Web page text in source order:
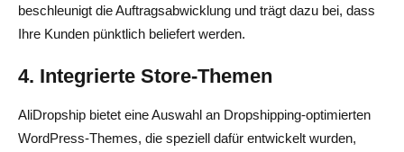
beschleunigt die Auftragsabwicklung und trägt dazu bei, dass
Ihre Kunden pünktlich beliefert werden.
4. Integrierte Store-Themen
AliDropship bietet eine Auswahl an Dropshipping-optimierten
WordPress-Themes, die speziell dafür entwickelt wurden,